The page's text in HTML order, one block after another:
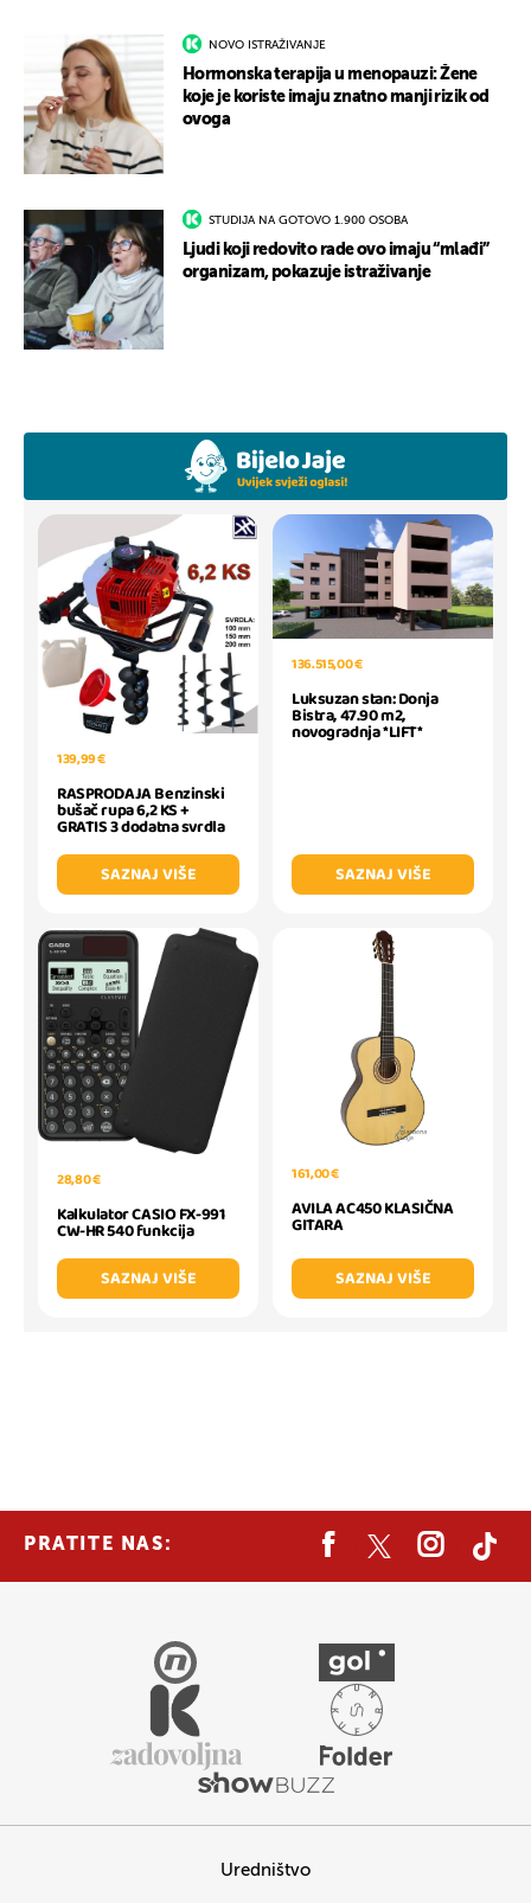
NOVO ISTRAŽIVANJE
Hormonska terapija u menopauzi: Žene
koje je koriste imaju znatno manji rizik od
ovoga
STUDIJA NA GOTOVO 1.900 OSOBA
Ljudi koji redovito rade ovo imaju “mlađi”
organizam, pokazuje istraživanje
139,99 €
RASPRODAJA Benzinski
bušač rupa 6,2 KS +
GRATIS 3 dodatna svrdla
SAZNAJ VIŠE
136.515,00 €
Luksuzan stan: Donja
Bistra, 47.90 m2,
novogradnja *LIFT*
SAZNAJ VIŠE
28,80 €
Kalkulator CASIO FX-991
CW-HR 540 funkcija
SAZNAJ VIŠE
161,00 €
AVILA AC450 KLASIČNA
GITARA
SAZNAJ VIŠE
PRATITE NAS:
Uredništvo